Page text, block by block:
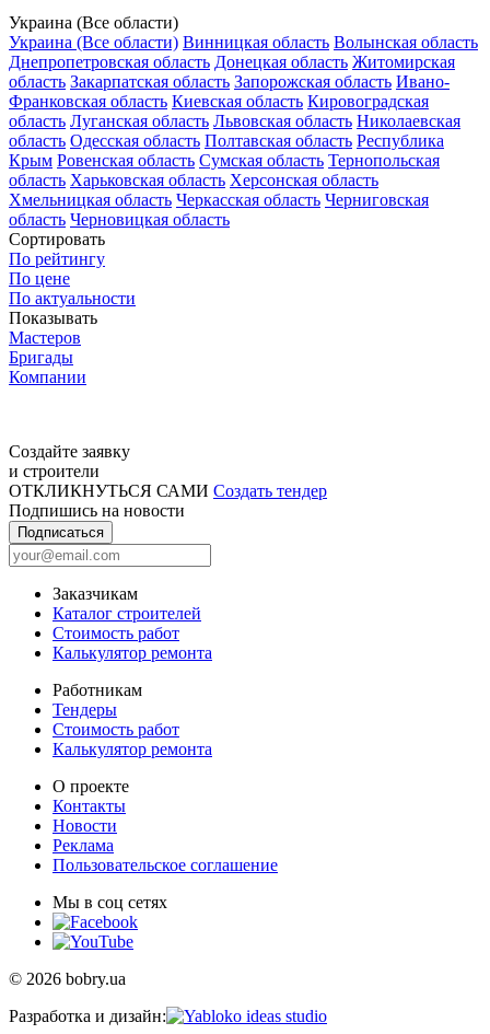
Украина (Все области)
Украина (Все области) Винницкая область Волынская область
Днепропетровская область Донецкая область Житомирская
область Закарпатская область Запорожская область Ивано-
Франковская область Киевская область Кировоградская
область Луганская область Львовская область Николаевская
область Одесская область Полтавская область Республика
Крым Ровенская область Сумская область Тернопольская
область Харьковская область Херсонская область
Хмельницкая область Черкасская область Черниговская
область Черновицкая область
Сортировать
По рейтингу
По цене
По актуальности
Показывать
Мастеров
Бригады
Компании
Создайте заявку
и строители
ОТКЛИКНУТЬСЯ САМИ Создать тендер
Подпишись на новости
Подписаться
Заказчикам
Каталог строителей
Стоимость работ
Калькулятор ремонта
Работникам
Тендеры
Стоимость работ
Калькулятор ремонта
О проекте
Контакты
Новости
Реклама
Пользовательское соглашение
Мы в соц сетях
© 2026 bobry.ua
Разработка и дизайн: